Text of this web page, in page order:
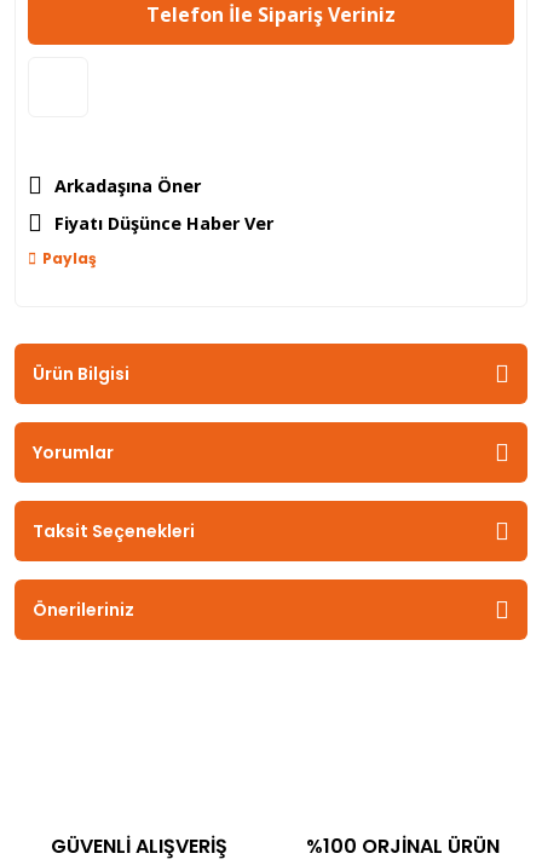
Telefon İle Sipariş Veriniz
Arkadaşına Öner
Fiyatı Düşünce Haber Ver
Paylaş
Ürün Bilgisi
Yorumlar
Taksit Seçenekleri
Önerileriniz
GÜVENLİ ALIŞVERİŞ %100 ORJİNAL ÜRÜN